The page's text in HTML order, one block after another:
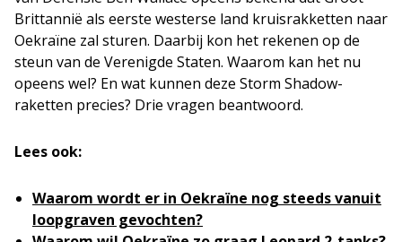
Brittannië als eerste westerse land kruisrakketten naar
Oekraïne zal sturen. Daarbij kon het rekenen op de
steun van de Verenigde Staten. Waarom kan het nu
opeens wel? En wat kunnen deze Storm Shadow-
raketten precies? Drie vragen beantwoord.
Lees ook:
Waarom wordt er in Oekraïne nog steeds vanuit
loopgraven gevochten?